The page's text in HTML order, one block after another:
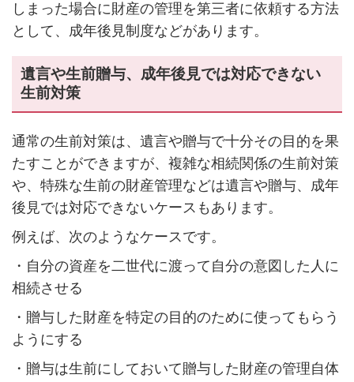
しまった場合に財産の管理を第三者に依頼する方法
として、成年後見制度などがあります。
遺言や生前贈与、成年後見では対応できない
生前対策
通常の生前対策は、遺言や贈与で十分その目的を果
たすことができますが、複雑な相続関係の生前対策
や、特殊な生前の財産管理などは遺言や贈与、成年
後見では対応できないケースもあります。
例えば、次のようなケースです。
・自分の資産を二世代に渡って自分の意図した人に
相続させる
・贈与した財産を特定の目的のために使ってもらう
ようにする
・贈与は生前にしておいて贈与した財産の管理自体